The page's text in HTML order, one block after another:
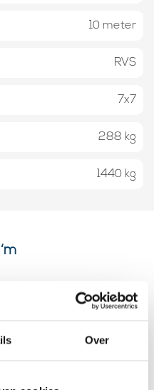
Over
10 meter
RVS
7x7
288 kg
1440 kg